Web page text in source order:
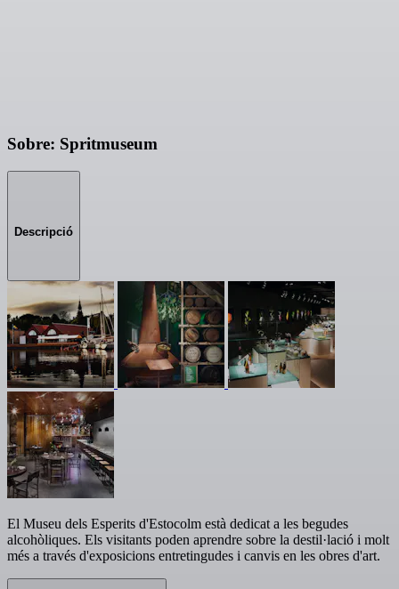
Sobre: Spritmuseum
Descripció
El Museu dels Esperits d'Estocolm està dedicat a les begudes
alcohòliques. Els visitants poden aprendre sobre la destil·lació i molt
més a través d'exposicions entretingudes i canvis en les obres d'art.